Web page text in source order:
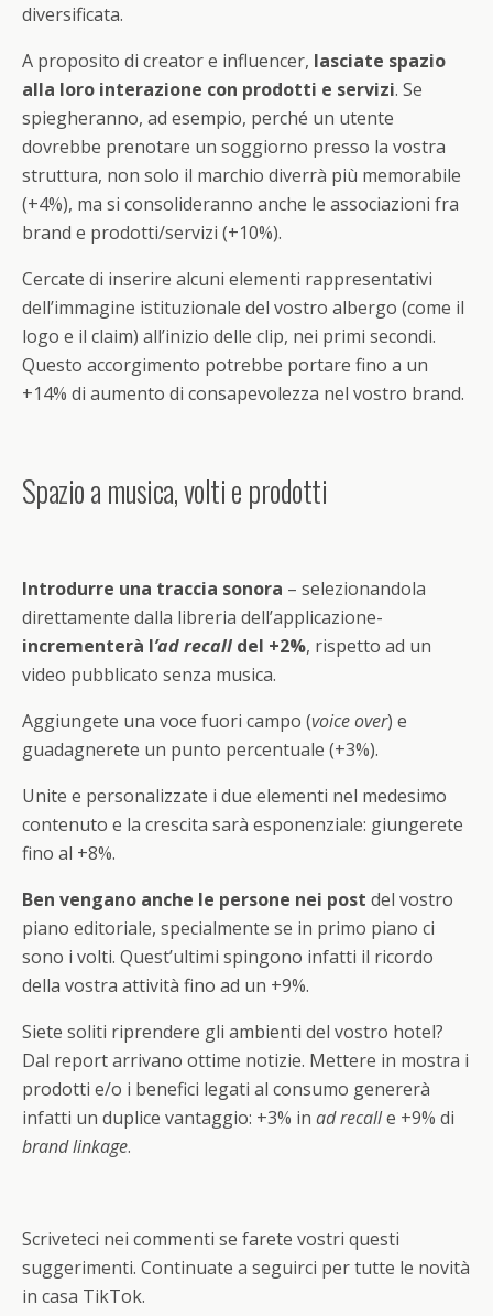
diversificata.
A proposito di creator e influencer, lasciate spazio
alla loro interazione con prodotti e servizi. Se
spiegheranno, ad esempio, perché un utente
dovrebbe prenotare un soggiorno presso la vostra
struttura, non solo il marchio diverrà più memorabile
(+4%), ma si consolideranno anche le associazioni fra
brand e prodotti/servizi (+10%).
Cercate di inserire alcuni elementi rappresentativi
dell’immagine istituzionale del vostro albergo (come il
logo e il claim) all’inizio delle clip, nei primi secondi.
Questo accorgimento potrebbe portare fino a un
+14% di aumento di consapevolezza nel vostro brand.
Spazio a musica, volti e prodotti
Introdurre una traccia sonora – selezionandola
direttamente dalla libreria dell’applicazione-
incrementerà l’ad recall del +2%, rispetto ad un
video pubblicato senza musica.
Aggiungete una voce fuori campo (voice over) e
guadagnerete un punto percentuale (+3%).
Unite e personalizzate i due elementi nel medesimo
contenuto e la crescita sarà esponenziale: giungerete
fino al +8%.
Ben vengano anche le persone nei post del vostro
piano editoriale, specialmente se in primo piano ci
sono i volti. Quest’ultimi spingono infatti il ricordo
della vostra attività fino ad un +9%.
Siete soliti riprendere gli ambienti del vostro hotel?
Dal report arrivano ottime notizie. Mettere in mostra i
prodotti e/o i benefici legati al consumo genererà
infatti un duplice vantaggio: +3% in ad recalle +9% di
brand linkage.
Scriveteci nei commenti se farete vostri questi
suggerimenti. Continuate a seguirci per tutte le novità
in casa TikTok.